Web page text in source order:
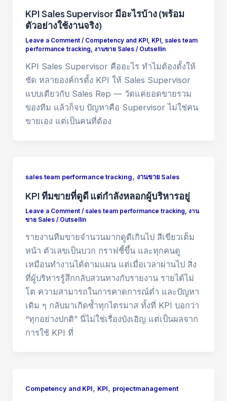
KPI Sales Supervisor มีอะไรบ้าง (พร้อม
ตัวอย่างใช้งานจริง)
Leave a Comment / Competency and KPI , KPI , sales team
performance tracking, งานขาย Sales/ Outsellin
KPI Sales Supervisor คืออะไร ทำไมต้องตั้งให้
ชัด หลายองค์กรตั้ง KPI ให้ Sales Supervisor
แบบเดียวกับ Sales Rep — วัดแค่ยอดขายรวม
ของทีม แล้วก็จบ ปัญหาคือ Supervisor ไม่ใช่คน
ขายเอง แต่เป็นคนที่ต้อง
sales team performance tracking, งานขาย Sales
KPI ทีมขายที่ดูดี แต่กำลังหลอกผู้บริหารอยู่
Leave a Comment / sales team performance tracking, งาน
ขาย Sales/ Outsellin
รายงานทีมขายจำนวนมากดูดีเกินไป สีเขียวเต็ม
หน้า ตัวเลขเป็นบวก กราฟชี้ขึ้น และทุกคนดู
เหมือนทำงานได้ตามแผน แต่เมื่อเวลาผ่านไป สิ่ง
ที่ผู้บริหารรู้สึกกลับสวนทางกับรายงาน รายได้ไม่
โต ความสามารถในการคาดการณ์ต่ำ และปัญหา
เดิม ๆ กลับมาเกิดซ้ำทุกไตรมาส ทั้งที่ KPI บอกว่า
“ทุกอย่างปกติ” นี่ไม่ใช่เรื่องบังเอิญ แต่เป็นผลจาก
การใช้ KPI ที่
Competency and KPI, KPI, projectmanagement